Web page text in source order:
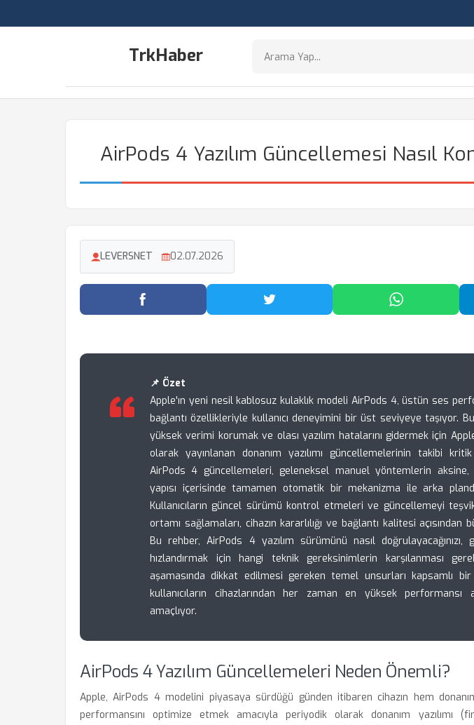
TrkHaber
AirPods 4 Yazılım Güncellemesi Nasıl
LEVERSNET 02.07.2026
Facebook'ta Paylaş Twitter'da Paylaş
📌 Özet
Apple'ın yeni nesil kablosuz kulaklık modeli AirPods 4, üstün ses
bağlantı özellikleriyle kullanıcı deneyimini bir üst seviyeye taşıyor.
yüksek verimi korumak ve olası yazılım hatalarını gidermek için
olarak yayınlanan donanım yazılımı güncellemelerinin takibi
AirPods 4 güncellemeleri, geleneksel manuel yöntemlerin aksine,
yapısı içerisinde tamamen otomatik bir mekanizma ile arka
Kullanıcıların güncel sürümü kontrol etmeleri ve güncellemeyi
ortamı sağlamaları, cihazın kararlılığı ve bağlantı kalitesi açısından
Bu rehber, AirPods 4 yazılım sürümünü nasıl doğrulayacağınızı,
hızlandırmak için hangi teknik gereksinimlerin karşılanması
aşamasında dikkat edilmesi gereken temel unsurları kapsamlı
kullanıcıların cihazlarından her zaman en yüksek performansı
amaçlıyor.
AirPods 4 Yazılım Güncellemeleri Neden Önemli?
Apple, AirPods 4 modelini piyasaya sürdüğü günden itibaren cihazın hem
performansını optimize etmek amacıyla periyodik olarak donanım yazılımı